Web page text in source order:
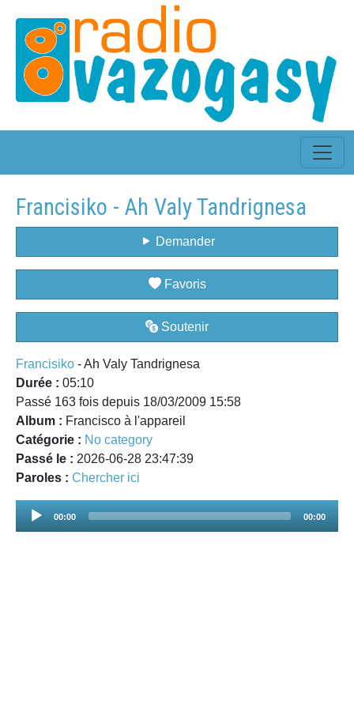
Francisiko - Ah Valy Tandrignesa
Demander
Favoris
Soutenir
Francisiko - Ah Valy Tandrignesa
Durée : 05:10
Passé 163 fois depuis 18/03/2009 15:58
Album : Francisco à l'appareil
Catégorie : No category
Passé le : 2026-06-28 23:47:39
Paroles : Chercher ici
Audio
00:00 00:00